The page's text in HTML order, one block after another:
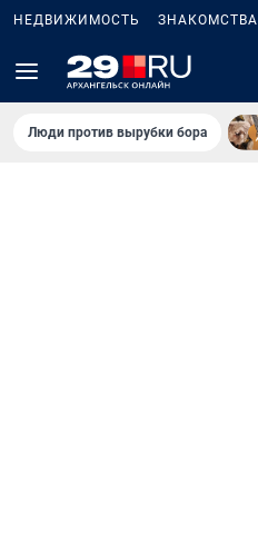
НЕДВИЖИМОСТЬ ЗНАКОМСТВА
Люди против вырубки бора